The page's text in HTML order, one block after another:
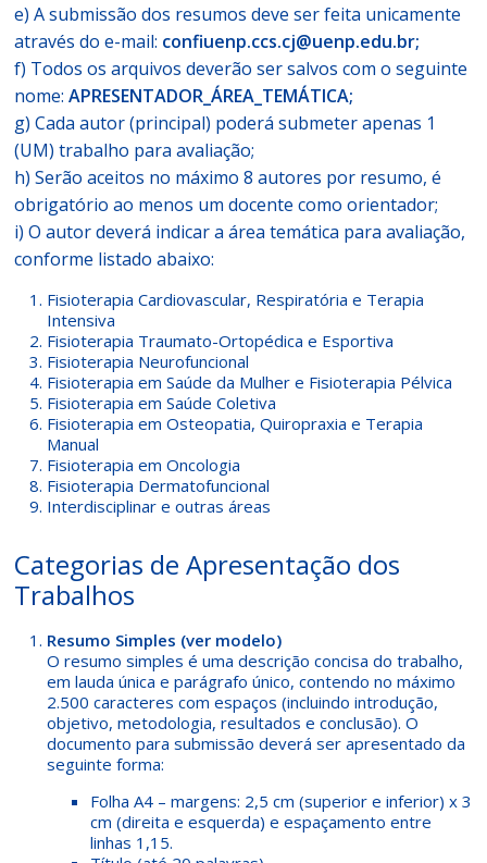
e) A submissão dos resumos deve ser feita unicamente
através do e-mail: confiuenp.ccs.cj@uenp.edu.br;
f) Todos os arquivos deverão ser salvos com o seguinte
nome:APRESENTADOR_ÁREA_TEMÁTICA;
g) Cada autor (principal) poderá submeter apenas 1
(UM) trabalho para avaliação;
h) Serão aceitos no máximo 8 autores por resumo, é
obrigatório ao menos um docente como orientador;
i) O autor deverá indicar a área temática para avaliação,
conforme listado abaixo:
Fisioterapia Cardiovascular, Respiratória e Terapia
Intensiva
Fisioterapia Traumato-Ortopédica e Esportiva
Fisioterapia Neurofuncional
Fisioterapia em Saúde da Mulher e Fisioterapia Pélvica
Fisioterapia em Saúde Coletiva
Fisioterapia em Osteopatia, Quiropraxia e Terapia
Manual
Fisioterapia em Oncologia
Fisioterapia Dermatofuncional
Interdisciplinar e outras áreas
Categorias de Apresentação dos
Trabalhos
Resumo Simples (ver modelo)
O resumo simples é uma descrição concisa do trabalho,
em lauda única e parágrafo único, contendo no máximo
2.500 caracteres com espaços (incluindo introdução,
objetivo, metodologia, resultados e conclusão). O
documento para submissão deverá ser apresentado da
seguinte forma:
Folha A4 – margens: 2,5 cm (superior e inferior) x 3
cm (direita e esquerda) e espaçamento entre
linhas 1,15.